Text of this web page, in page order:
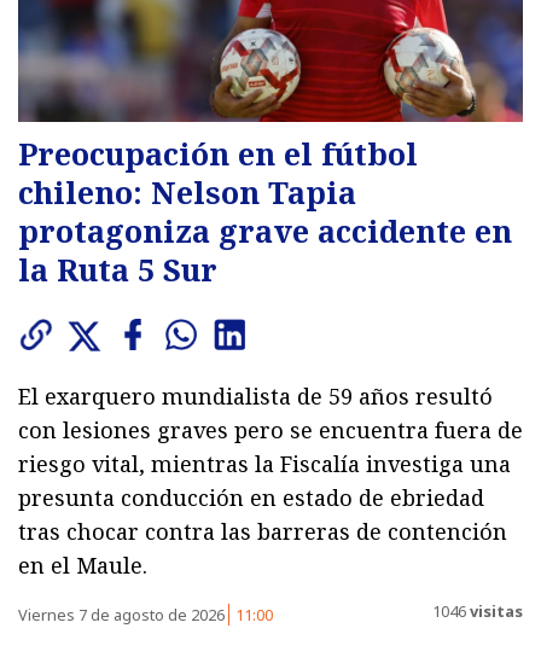
Preocupación en el fútbol
chileno: Nelson Tapia
protagoniza grave accidente en
la Ruta 5 Sur
El exarquero mundialista de 59 años resultó
con lesiones graves pero se encuentra fuera de
riesgo vital, mientras la Fiscalía investiga una
presunta conducción en estado de ebriedad
tras chocar contra las barreras de contención
en el Maule.
Viernes 7 de agosto de 2026 11:00 1046visitas